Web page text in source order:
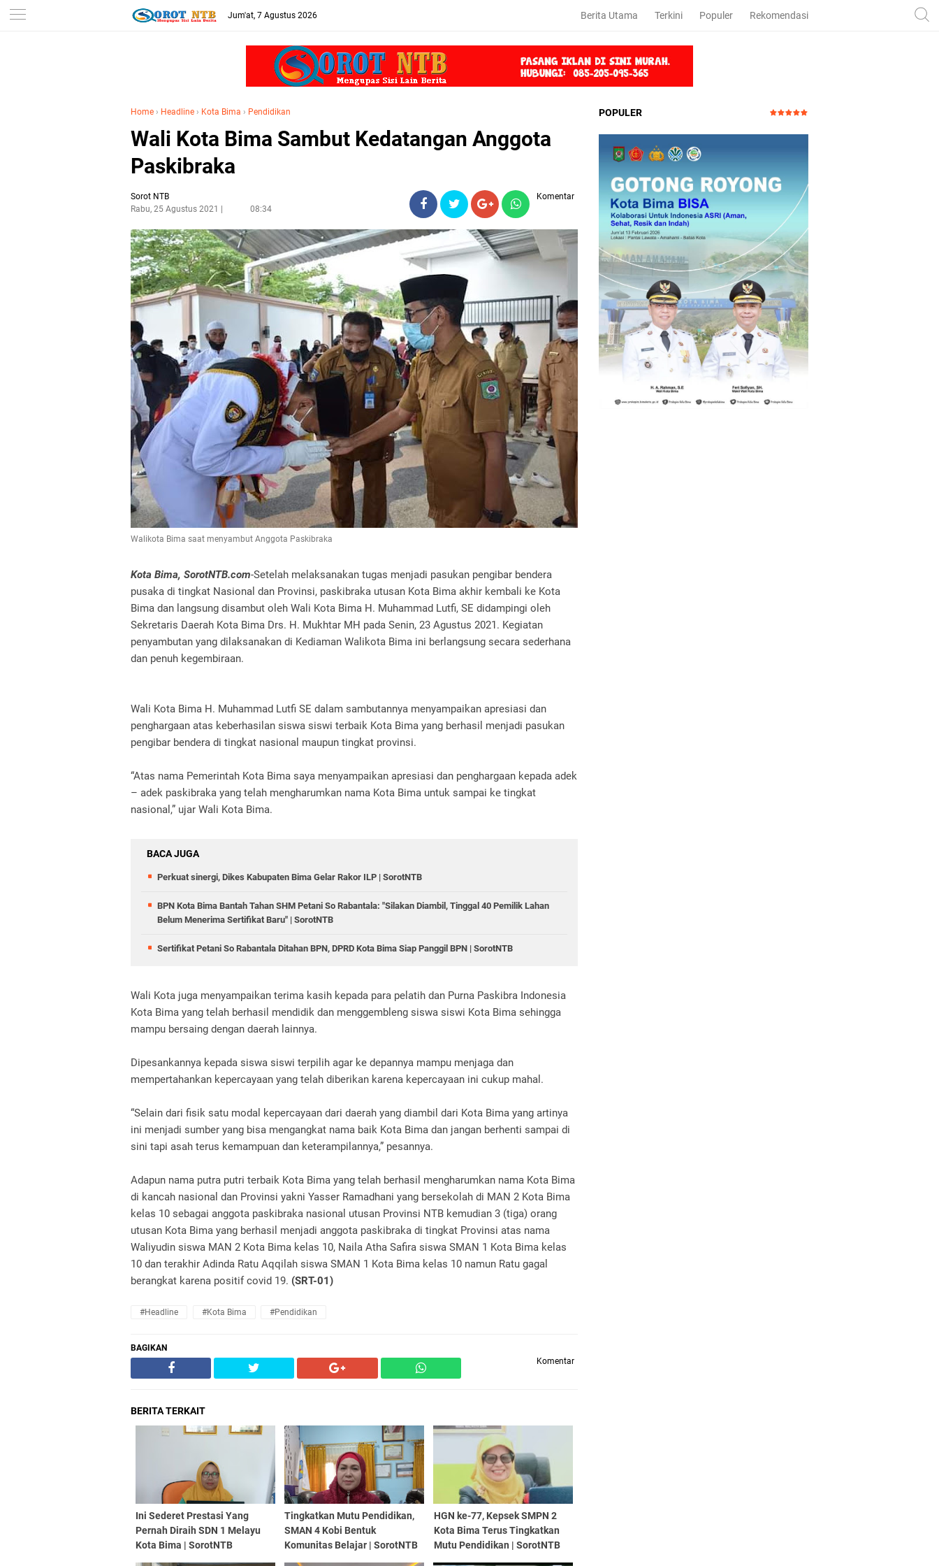
Jum'at, 7 Agustus 2026 Berita Utama Terkini Populer Rekomendasi
Home › Headline › Kota Bima › Pendidikan
Wali Kota Bima Sambut Kedatangan Anggota
Paskibraka
Sorot NTB
Rabu, 25 Agustus 2021
08:34
Komentar
Walikota Bima saat menyambut Anggota Paskibraka
Kota Bima, SorotNTB.com-Setelah melaksanakan tugas menjadi pasukan pengibar bendera
pusaka di tingkat Nasional dan Provinsi, paskibraka utusan Kota Bima akhir kembali ke Kota
Bima dan langsung disambut oleh Wali Kota Bima H. Muhammad Lutfi, SE didampingi oleh
Sekretaris Daerah Kota Bima Drs. H. Mukhtar MH pada Senin, 23 Agustus 2021. Kegiatan
penyambutan yang dilaksanakan di Kediaman Walikota Bima ini berlangsung secara sederhana
dan penuh kegembiraan.
Wali Kota Bima H. Muhammad Lutfi SE dalam sambutannya menyampaikan apresiasi dan
penghargaan atas keberhasilan siswa siswi terbaik Kota Bima yang berhasil menjadi pasukan
pengibar bendera di tingkat nasional maupun tingkat provinsi.
“Atas nama Pemerintah Kota Bima saya menyampaikan apresiasi dan penghargaan kepada adek
– adek paskibraka yang telah mengharumkan nama Kota Bima untuk sampai ke tingkat
nasional,” ujar Wali Kota Bima.
BACA JUGA
Perkuat sinergi, Dikes Kabupaten Bima Gelar Rakor ILP | SorotNTB
BPN Kota Bima Bantah Tahan SHM Petani So Rabantala: "Silakan Diambil, Tinggal 40 Pemilik Lahan
Belum Menerima Sertifikat Baru" | SorotNTB
Sertifikat Petani So Rabantala Ditahan BPN, DPRD Kota Bima Siap Panggil BPN | SorotNTB
Wali Kota juga menyampaikan terima kasih kepada para pelatih dan Purna Paskibra Indonesia
Kota Bima yang telah berhasil mendidik dan menggembleng siswa siswi Kota Bima sehingga
mampu bersaing dengan daerah lainnya.
Dipesankannya kepada siswa siswi terpilih agar ke depannya mampu menjaga dan
mempertahankan kepercayaan yang telah diberikan karena kepercayaan ini cukup mahal.
“Selain dari fisik satu modal kepercayaan dari daerah yang diambil dari Kota Bima yang artinya
ini menjadi sumber yang bisa mengangkat nama baik Kota Bima dan jangan berhenti sampai di
sini tapi asah terus kemampuan dan keterampilannya,” pesannya.
Adapun nama putra putri terbaik Kota Bima yang telah berhasil mengharumkan nama Kota Bima
di kancah nasional dan Provinsi yakni Yasser Ramadhani yang bersekolah di MAN 2 Kota Bima
kelas 10 sebagai anggota paskibraka nasional utusan Provinsi NTB kemudian 3 (tiga) orang
utusan Kota Bima yang berhasil menjadi anggota paskibraka di tingkat Provinsi atas nama
Waliyudin siswa MAN 2 Kota Bima kelas 10, Naila Atha Safira siswa SMAN 1 Kota Bima kelas
10 dan terakhir Adinda Ratu Aqqilah siswa SMAN 1 Kota Bima kelas 10 namun Ratu gagal
berangkat karena positif covid 19. (SRT-01)
#Headline #Kota Bima #Pendidikan
BAGIKAN
Komentar
BERITA TERKAIT
Ini Sederet Prestasi Yang
Pernah Diraih SDN 1 Melayu
Kota Bima | SorotNTB
Tingkatkan Mutu Pendidikan,
SMAN 4 Kobi Bentuk
Komunitas Belajar | SorotNTB
HGN ke-77, Kepsek SMPN 2
Kota Bima Terus Tingkatkan
Mutu Pendidikan | SorotNTB
POPULER